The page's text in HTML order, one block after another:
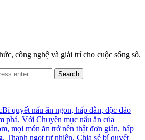
công nghệ và giải trí cho cuộc sống số.
Search
Bí quyết nấu ăn ngon, hấp dẫn, độc đáo
phá. Với Chuyên mục nấu ăn của
mọi món ăn trở nên thật đơn giản, hấp
Thanh ngọt tự nhiên. Chia sẻ bí quyết